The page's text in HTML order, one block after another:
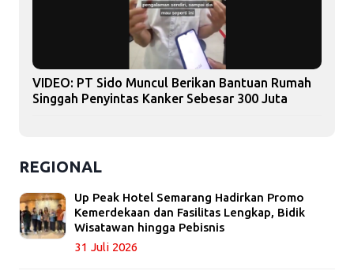
VIDEO: PT Sido Muncul Berikan Bantuan Rumah
Singgah Penyintas Kanker Sebesar 300 Juta
REGIONAL
Up Peak Hotel Semarang Hadirkan Promo
Kemerdekaan dan Fasilitas Lengkap, Bidik
Wisatawan hingga Pebisnis
31 Juli 2026